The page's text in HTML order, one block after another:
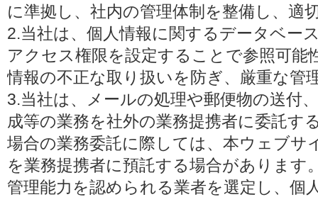
に準拠し、社内の管理体制を整備し、適
2.当社は、個人情報に関するデータベー
アクセス権限を設定することで参照可能
情報の不正な取り扱いを防ぎ、厳重な管
3.当社は、メールの処理や郵便物の送付
成等の業務を社外の業務提携者に委託す
場合の業務委託に際しては、本ウェブサ
を業務提携者に預託する場合があります
管理能力を認められる業者を選定し、個